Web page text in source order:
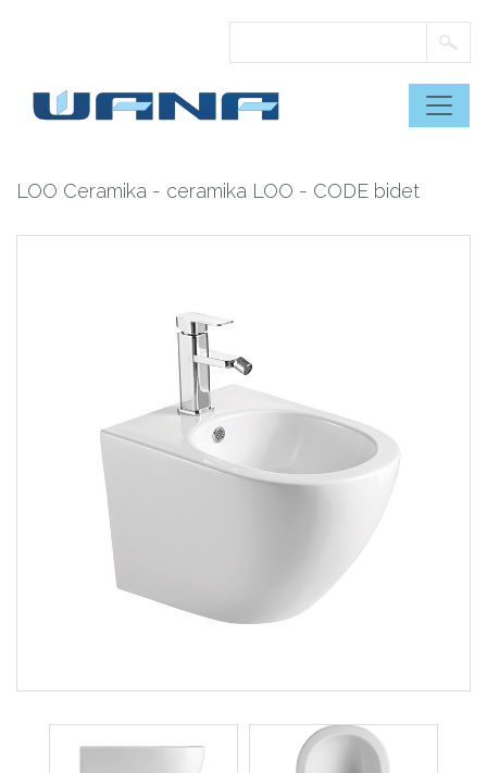
LOO Ceramika - ceramika LOO - CODE bidet